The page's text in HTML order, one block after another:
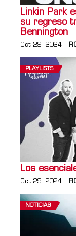
Linkin Park
su regreso
Bennington
Oct 29, 2024
PLAYLISTS
Los
Oct 29, 2024
NOTICIAS